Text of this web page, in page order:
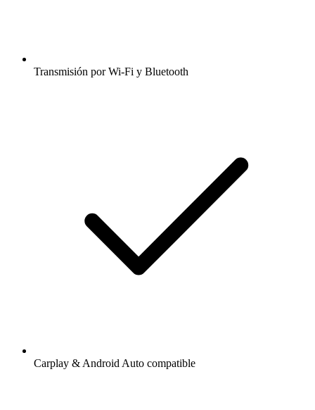
Transmisión por Wi-Fi y Bluetooth
Carplay & Android Auto compatible